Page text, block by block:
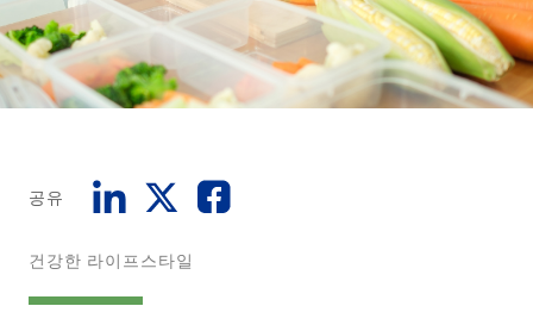
공유
건강한 라이프스타일